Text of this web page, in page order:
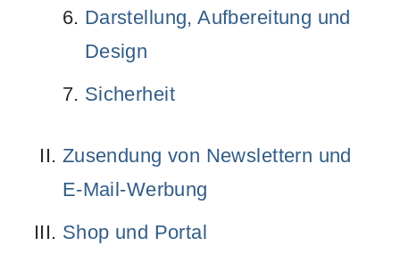
Darstellung, Aufbereitung und
Design
Sicherheit
Zusendung von Newslettern und
E-Mail-Werbung
Shop und Portal